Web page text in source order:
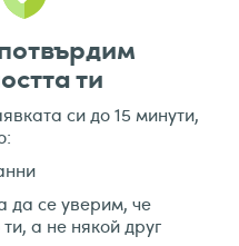
ти
си до 15 минути,
да се уверим, че
а не някой друг